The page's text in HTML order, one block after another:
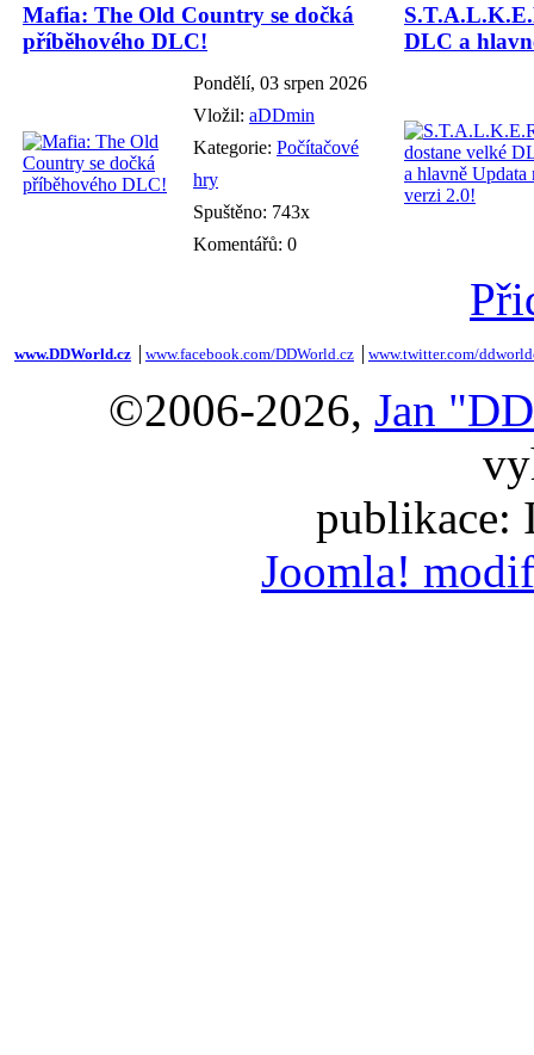
Mafia: The Old Country se dočká
příběhového DLC!
Pondělí, 03 srpen 2026
Vložil: aDDmin
Kategorie: Počítačové
hry
Spuštěno: 743x
Komentářů: 0
DLC a
www.DDWorld.cz www.facebook.com/DDWorld.cz www.twitter.com/
©2006-2026, Jan
publikace:
Joomla!